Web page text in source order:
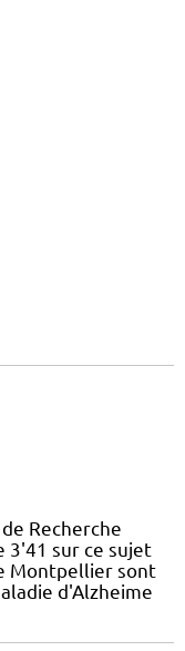
Recherche
3'41 sur ce sujet
Montpellier sont
d'Alzheime